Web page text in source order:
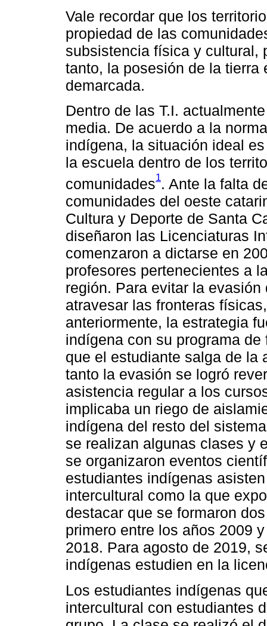
Vale recordar que los
propiedad de las
subsistencia física y cultural,
tanto, la posesión de la
demarcada.
Dentro de las T.I.
media. De acuerdo a la
indígena, la situación ideal
la escuela dentro de los
comunidades1. Ante la falta
comunidades del oeste
Cultura y Deporte de Santa
diseñaron las Licenciaturas
comenzaron a dictarse en
profesores pertenecientes a
región. Para evitar la
atravesar las fronteras
anteriormente, la estrategia
indígena con su programa
que el estudiante salga de la
tanto la evasión se logró
asistencia regular a los
implicaba un riego de
indígena del resto del
se realizan algunas clases y
se organizaron eventos
estudiantes indígenas
intercultural como la que
destacar que se formaron
primero entre los años 2009
2018. Para agosto de 2019,
indígenas estudien en la
Los estudiantes indígenas
intercultural con estudiantes